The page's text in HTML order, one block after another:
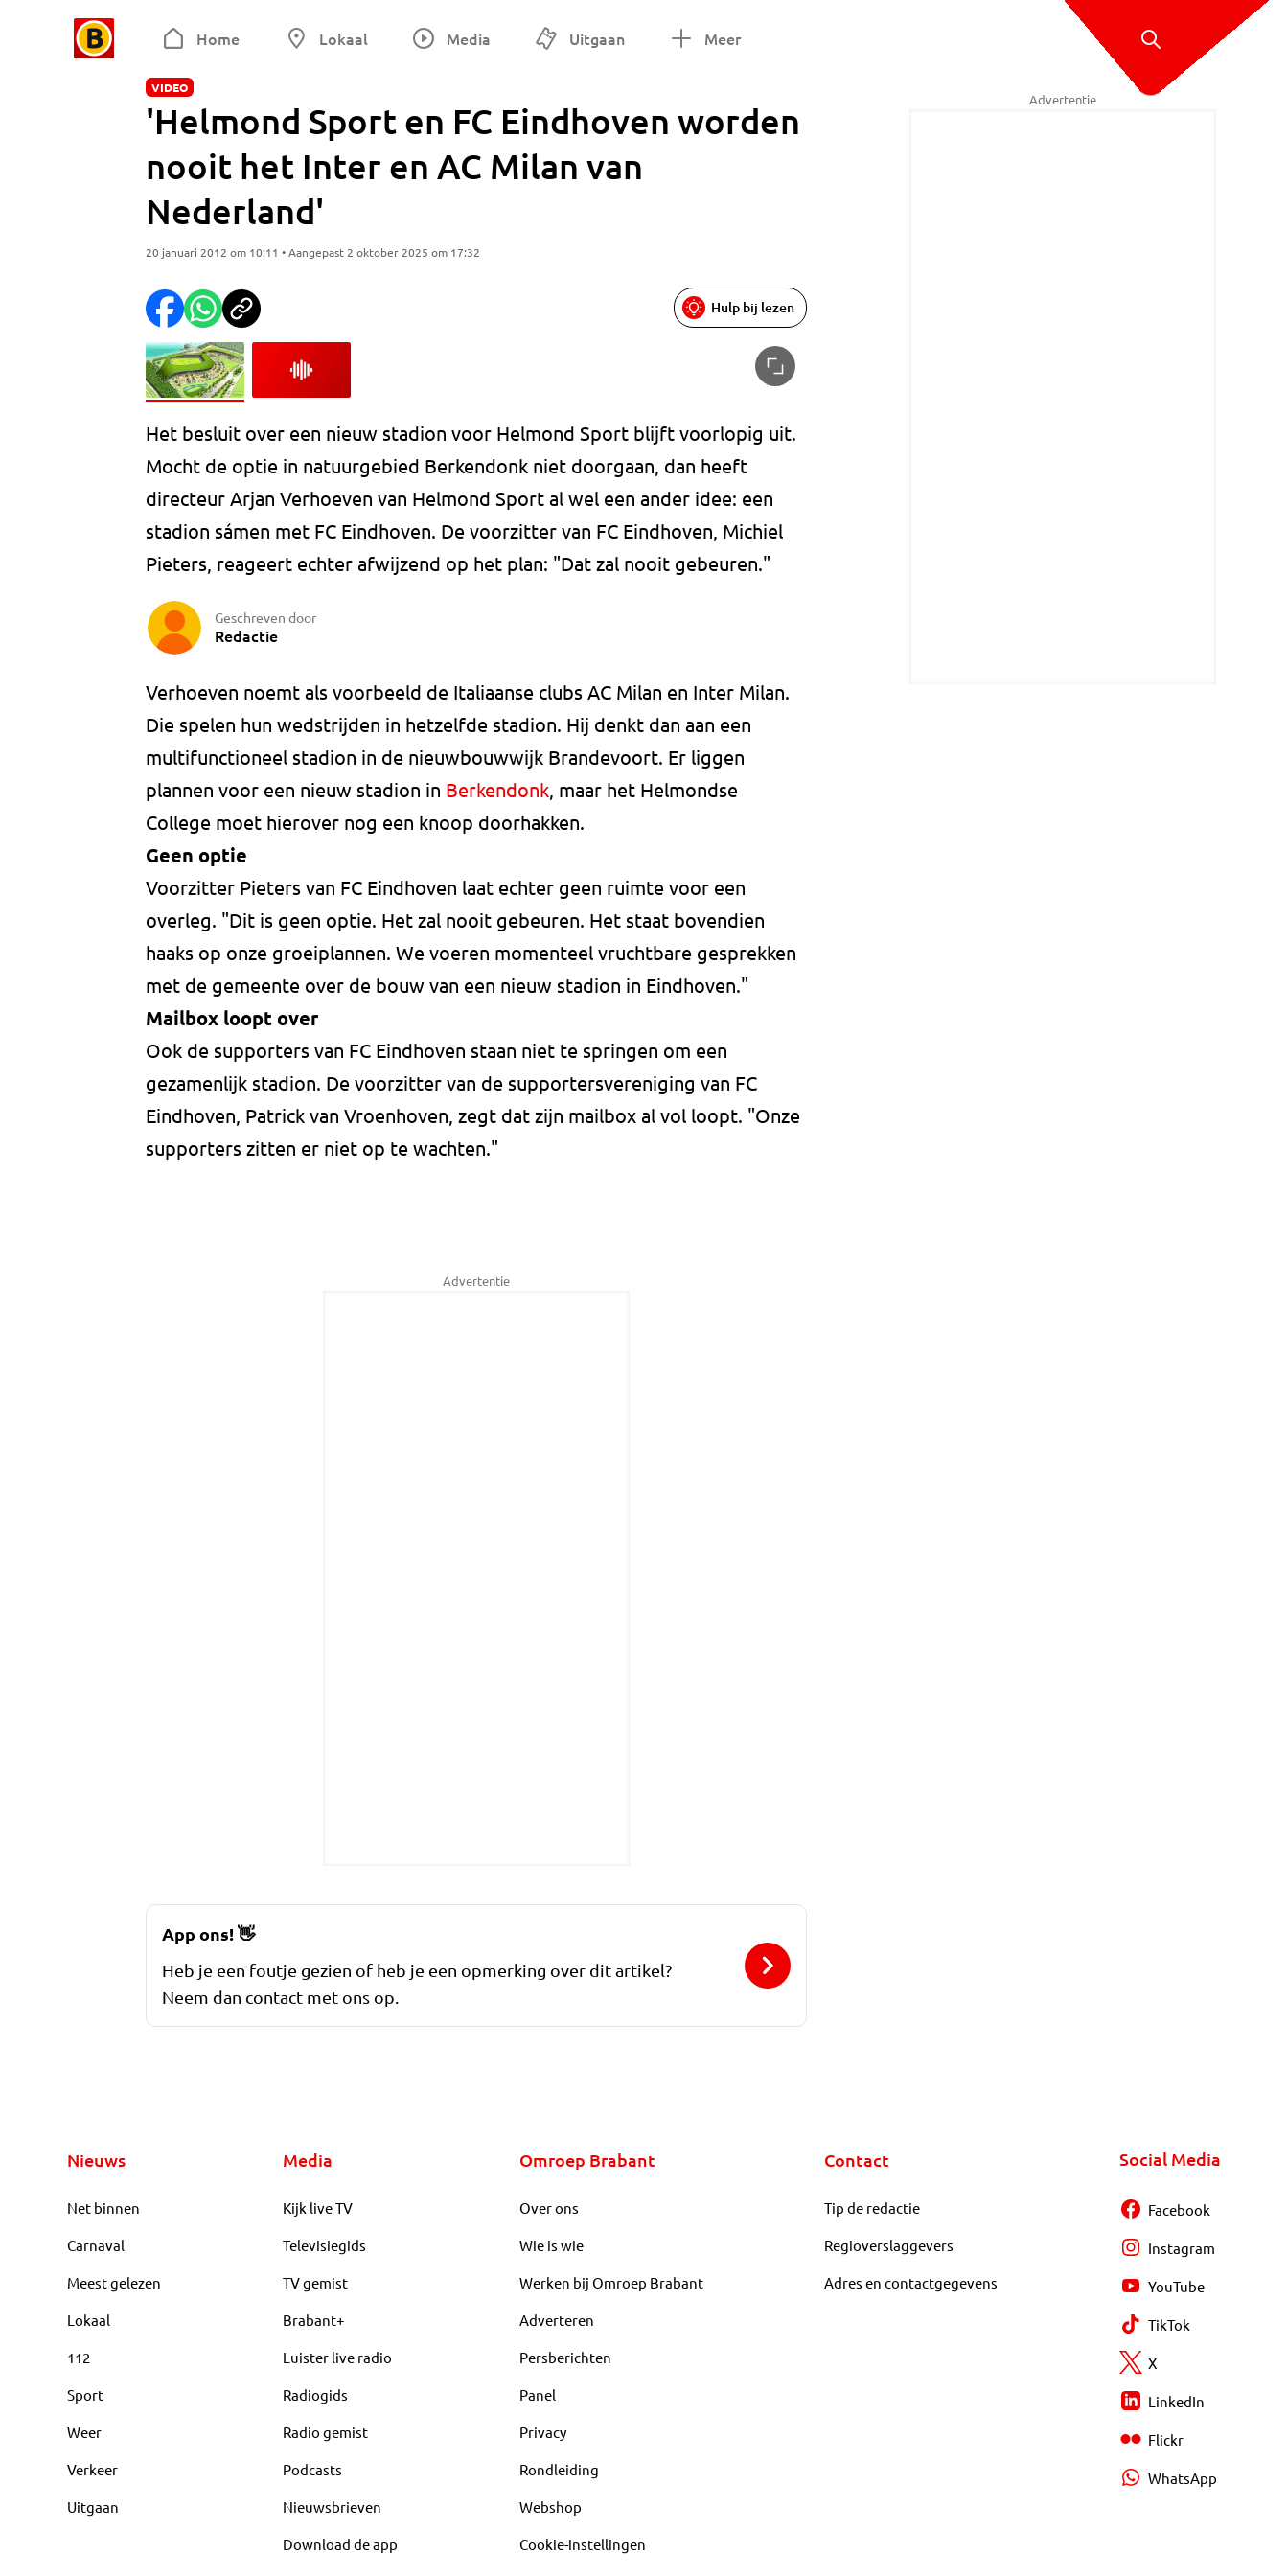
Home Lokaal Media Uitgaan Meer
VIDEO
'Helmond Sport en FC Eindhoven worden
nooit het Inter en AC Milan van
Nederland'
20 januari 2012 om 10:11 • Aangepast 2 oktober 2025 om 17:32
Hulp bij lezen
Het besluit over een nieuw stadion voor Helmond Sport blijft voorlopig uit.
Mocht de optie in natuurgebied Berkendonk niet doorgaan, dan heeft
directeur Arjan Verhoeven van Helmond Sport al wel een ander idee: een
stadion sámen met FC Eindhoven. De voorzitter van FC Eindhoven, Michiel
Pieters, reageert echter afwijzend op het plan: "Dat zal nooit gebeuren."
Geschreven door
Redactie
Verhoeven noemt als voorbeeld de Italiaanse clubs AC Milan en Inter Milan.
Die spelen hun wedstrijden in hetzelfde stadion. Hij denkt dan aan een
multifunctioneel stadion in de nieuwbouwwijk Brandevoort. Er liggen
plannen voor een nieuw stadion in Berkendonk , maar het Helmondse
College moet hierover nog een knoop doorhakken.
Geen optie
Voorzitter Pieters van FC Eindhoven laat echter geen ruimte voor een
overleg. "Dit is geen optie. Het zal nooit gebeuren. Het staat bovendien
haaks op onze groeiplannen. We voeren momenteel vruchtbare gesprekken
met de gemeente over de bouw van een nieuw stadion in Eindhoven."
Mailbox loopt over
Ook de supporters van FC Eindhoven staan niet te springen om een
gezamenlijk stadion. De voorzitter van de supportersvereniging van FC
Eindhoven, Patrick van Vroenhoven, zegt dat zijn mailbox al vol loopt. "Onze
supporters zitten er niet op te wachten."
Advertentie
Advertentie
App ons!👋
Heb je een foutje gezien of heb je een opmerking over dit artikel?
Neem dan contact met ons op.
Nieuws
Net binnen
Carnaval
Meest gelezen
Lokaal
112
Sport
Weer
Verkeer
Uitgaan
Media
Kijk live TV
Televisiegids
TV gemist
Brabant+
Luister live radio
Radiogids
Radio gemist
Podcasts
Nieuwsbrieven
Download de app
Omroep Brabant
Over ons
Wie is wie
Werken bij Omroep Brabant
Adverteren
Persberichten
Panel
Privacy
Rondleiding
Webshop
Cookie-instellingen
Contact
Tip de redactie
Regioverslaggevers
Adres en contactgegevens
Social Media
Facebook
Instagram
YouTube
TikTok
X
LinkedIn
Flickr
WhatsApp